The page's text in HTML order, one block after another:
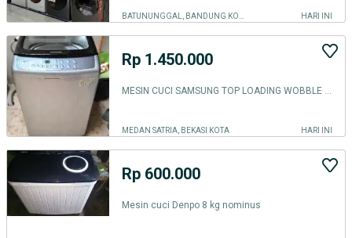
HARI INI
Rp 1.450.000
MEDAN SATRIA, BEKASI KOTA HARI INI
Rp 600.000
Mesin cuci Denpo 8 kg nominus